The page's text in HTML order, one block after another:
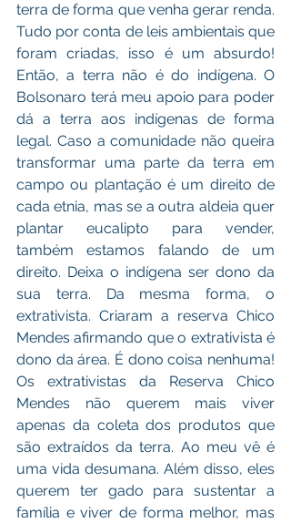
terra de forma que venha gerar renda.
Tudo por conta de leis ambientais que
foram criadas, isso é um absurdo!
Então, a terra não é do indígena. O
Bolsonaro terá meu apoio para poder
dá a terra aos indígenas de forma
legal. Caso a comunidade não queira
transformar uma parte da terra em
campo ou plantação é um direito de
cada etnia, mas se a outra aldeia quer
plantar eucalipto para vender,
também estamos falando de um
direito. Deixa o indígena ser dono da
sua terra. Da mesma forma, o
extrativista. Criaram a reserva Chico
Mendes afirmando que o extrativista é
dono da área. É dono coisa nenhuma!
Os extrativistas da Reserva Chico
Mendes não querem mais viver
apenas da coleta dos produtos que
são extraídos da terra. Ao meu vê é
uma vida desumana. Além disso, eles
querem ter gado para sustentar a
família e viver de forma melhor, mas